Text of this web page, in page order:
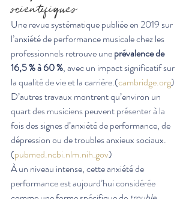
scientifiques
Une revue systématique publiée en 2019 sur
l’anxiété de performance musicale chez les
professionnels retrouve une prévalence de
16,5 % à 60 %, avec un impact significatif sur
la qualité de vie et la carrière.(cambridge.org)
D’autres travaux montrent qu’environ un
quart des musiciens peuvent présenter à la
fois des signes d’anxiété de performance, de
dépression ou de troubles anxieux sociaux.
(pubmed.ncbi.nlm.nih.gov)
À un niveau intense, cette anxiété de
performance est aujourd’hui considérée